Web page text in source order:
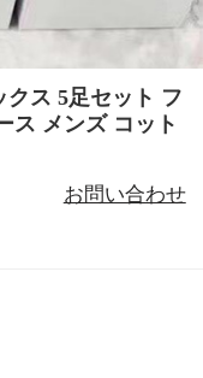
ス 5足セット フ
ス メンズ コット
お問い合わせ